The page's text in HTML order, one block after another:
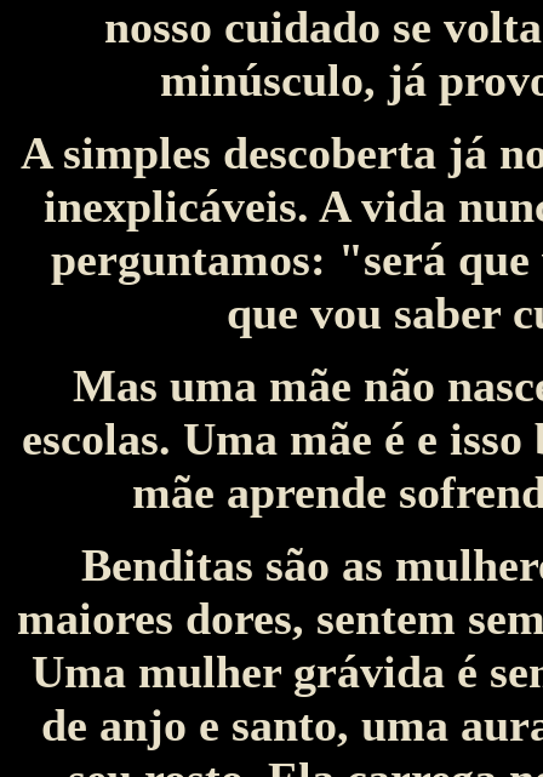
nosso cuidado se
minúsculo, já
A simples descoberta já
inexplicáveis. A vida
perguntamos: "será
que vou saber
Mas uma mãe não
escolas. Uma mãe é e
mãe aprende
Benditas são as
maiores dores, sentem
Uma mulher grávida é
de anjo e santo, uma